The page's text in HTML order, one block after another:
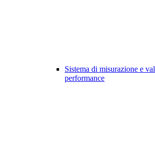
Sistema di misurazione e
performance